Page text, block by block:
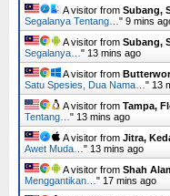
A visitor from Subang,
Segalanya Tentang… " 9 mins
A visitor from Subang,
Segalanya… " 13 mins ago
A visitor from
Satu Spesies, Dua Nama… " 13
A visitor from Tampa,
Tentang… " 13 mins ago
A visitor from Jitra,
Awet Muda… " 13 mins ago
A visitor from Shah
Menggantikan… " 17 mins ago